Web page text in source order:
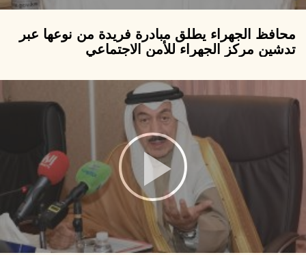
محافظ الجهراء يطلق مبادرة فريدة من نوعها عبر
تدشين مركز الجهراء للأمن الاجتماعي